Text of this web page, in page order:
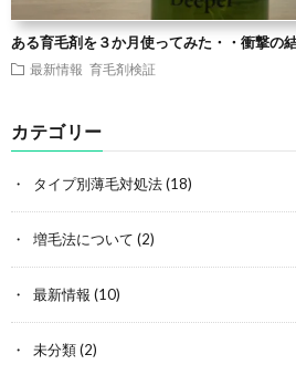
ある育毛剤を３か月使ってみた・・衝撃の
最新情報 育毛剤検証
カテゴリー
タイプ別薄毛対処法(18)
増毛法について (2)
最新情報 (10)
未分類(2)